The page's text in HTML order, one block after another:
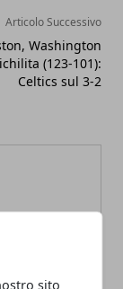
sito
Articolo Successivo
Washington
(123-101):
Celtics sul 3-2